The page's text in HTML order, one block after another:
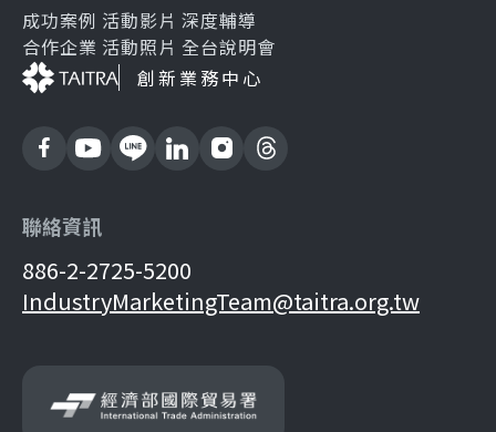
成功案例
合作企業
活動影片
活動照片
深度輔導
全台說明會
創新業務中心
聯絡資訊
886-2-2725-5200
IndustryMarketingTeam@taitra.org.tw